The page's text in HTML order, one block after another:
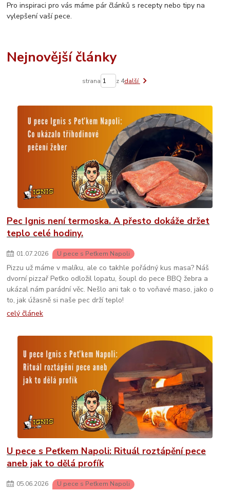
Pro inspiraci pro vás máme pár článků s recepty nebo tipy na
vylepšení vaší pece.
Nejnovější články
strana z 4další
Pec Ignis není termoska. A přesto dokáže držet
teplo celé hodiny.
01.07.2026 U pece s Peťkem Napoli
Pizzu už máme v malíku, ale co takhle pořádný kus masa? Náš
dvorní pizzař Peťko odložil lopatu, šoupl do pece BBQ žebra a
ukázal nám parádní věc. Nešlo ani tak o to voňavé maso, jako o
to, jak úžasně si naše pec drží teplo!
celý článek
U pece s Peťkem Napoli: Rituál roztápění pece
aneb jak to dělá profík
05.06.2026 U pece s Peťkem Napoli